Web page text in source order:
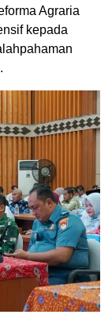
Agraria
kepada